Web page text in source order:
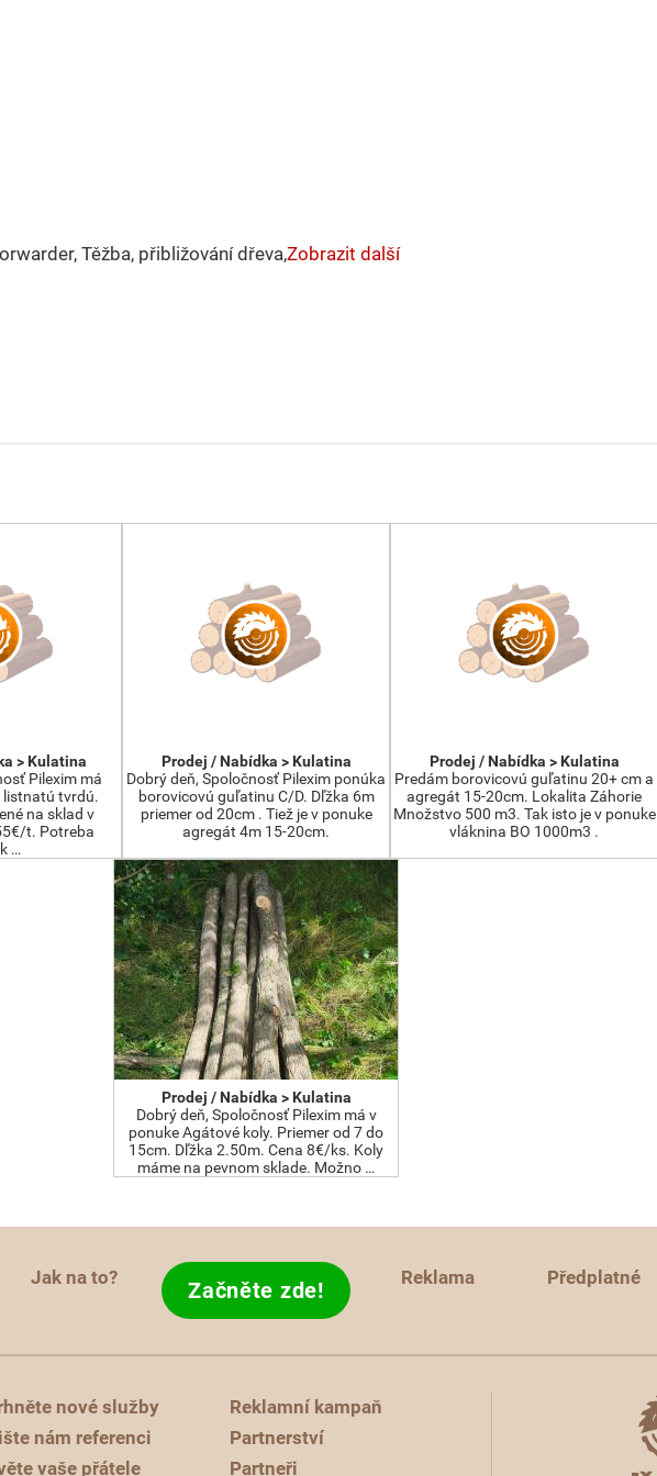
Těžba, přibližování dřeva,Zobrazit další
> Kulatina
Pilexim má
listnatú tvrdú.
na sklad v
t. Potreba
…
Prodej / Nabídka > Kulatina
Dobrý deň, Spoločnosť Pilexim ponúka
borovicovú guľatinu C/D. Dľžka 6m
priemer od 20cm . Tiež je v ponuke
agregát 4m 15-20cm.
Prodej / Nabídka > Kulatina
Predám borovicovú guľatinu 20+ cm a
agregát 15-20cm. Lokalita Záhorie
Množstvo 500 m3. Tak isto je v ponuke
vláknina BO 1000m3 .
Prodej / Nabídka > Kulatina
Dobrý deň, Spoločnosť Pilexim má v
ponuke Agátové koly. Priemer od 7 do
15cm. Dľžka 2.50m. Cena 8€/ks. Koly
máme na pevnom sklade. Možno …
Jak na to? Začněte zde! Reklama Předplatné
nové služby
nám referenci
vaše přátele
Reklamní kampaň
Partnerství
Partneři